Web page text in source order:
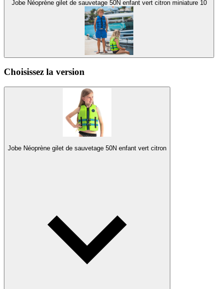
Jobe Néoprène gilet de sauvetage 50N enfant vert citron miniature 10
Choisissez la version
Jobe Néoprène gilet de sauvetage 50N enfant vert citron